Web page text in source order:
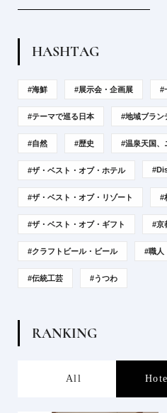
HASHTAG
#海鮮 #展示会・企画展 #
#テーマで巡る日本 #地域ブラン
#自然 #歴史 #温泉天国、
#ザ・ベスト・オブ・ホテル
#ザ・ベスト・オブ・リゾート #
#ザ・ベスト・オブ・ギフト #京
#クラフトビール・ビール #職人
#伝統工芸 #うつわ
RANKING
All